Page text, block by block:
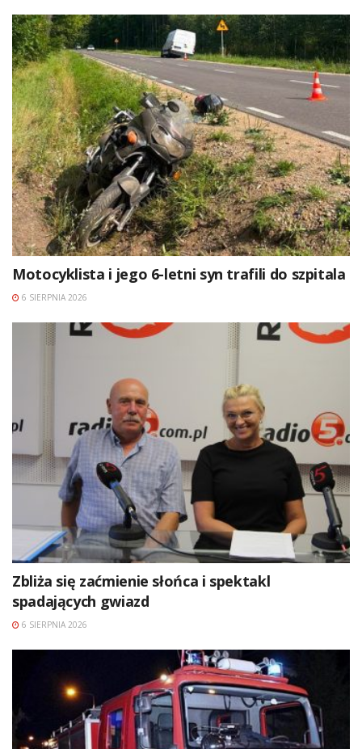
Motocyklista i jego 6-letni syn trafili do szpitala
6 SIERPNIA 2026
Zbliża się zaćmienie słońca i spektakl
spadających gwiazd
6 SIERPNIA 2026